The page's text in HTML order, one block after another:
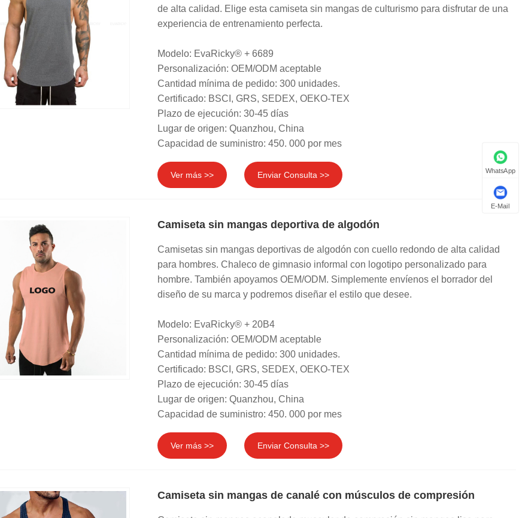
de alta calidad. Elige esta camiseta sin mangas de culturismo para disfrutar de una
experiencia de entrenamiento perfecta.
Modelo: EvaRicky® + 6689
Personalización: OEM/ODM aceptable
Cantidad mínima de pedido: 300 unidades.
Certificado: BSCI, GRS, SEDEX, OEKO-TEX
Plazo de ejecución: 30-45 días
Lugar de origen: Quanzhou, China
Capacidad de suministro: 450. 000 por mes
Ver más >> Enviar Consulta >>
Camiseta sin mangas deportiva de algodón
Camisetas sin mangas deportivas de algodón con cuello redondo de alta calidad
para hombres. Chaleco de gimnasio informal con logotipo personalizado para
hombre. También apoyamos OEM/ODM. Simplemente envíenos el borrador del
diseño de su marca y podremos diseñar el estilo que desee.
Modelo: EvaRicky® + 20B4
Personalización: OEM/ODM aceptable
Cantidad mínima de pedido: 300 unidades.
Certificado: BSCI, GRS, SEDEX, OEKO-TEX
Plazo de ejecución: 30-45 días
Lugar de origen: Quanzhou, China
Capacidad de suministro: 450. 000 por mes
Ver más >> Enviar Consulta >>
Camiseta sin mangas de canalé con músculos de compresión
WhatsApp
E-Mail